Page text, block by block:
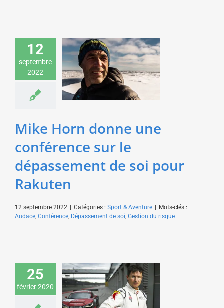
12
septembre
2022
Mike Horn donne une
conférence sur le
dépassement de soi
pour Rakuten
Sport & Aventure
Mike Horn donne une
conférence sur le
dépassement de soi pour
Rakuten
12 septembre 2022 Catégories : Sport & Aventure
Mots-clés :
Audace, Conférence, Dépassement de soi, Gestion du risque
25
février 2020
Felix Baumgartner
donne une conférence
sur son parcours hors
norme pour Sopra